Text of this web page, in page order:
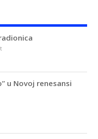
u Novoj renesansi